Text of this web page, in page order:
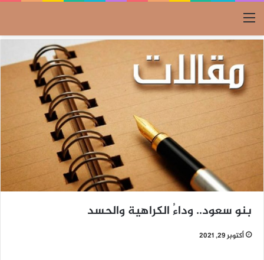
القائمة
بنو سعود.. وداءُ الكراهية والحسد
أكتوبر 29, 2021